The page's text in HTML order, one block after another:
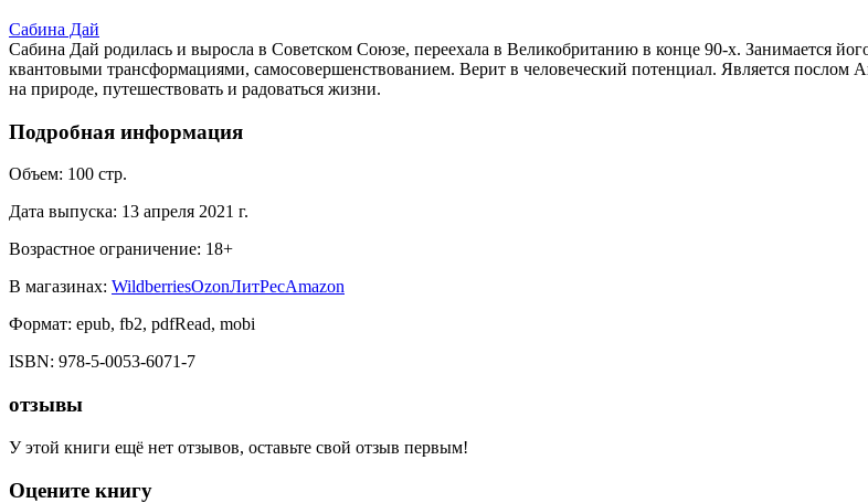
Сабина Дай
Сабина Дай родилась и выросла в Советском Союзе, переехала в Великобританию в конце 90-х. Занимается
квантовыми трансформациями, самосовершенствованием. Верит в человеческий потенциал. Является
на природе, путешествовать и радоваться жизни.
Подробная информация
Объем: 100 стр.
Дата выпуска: 13 апреля 2021 г.
Возрастное ограничение: 18+
В магазинах: WildberriesOzonЛитРесAmazon
Формат: epub, fb2, pdfRead, mobi
ISBN: 978-5-0053-6071-7
отзывы
У этой книги ещё нет отзывов, оставьте свой отзыв первым!
Оцените книгу